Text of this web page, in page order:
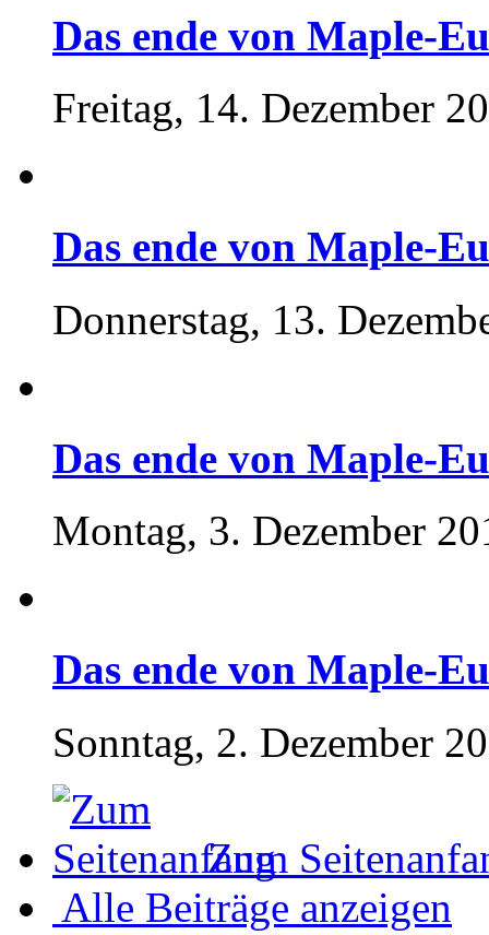
Das ende von Maple-
Freitag, 14. Dezember
Das ende von Maple-
Donnerstag, 13.
Das ende von Maple-
Montag, 3. Dezember
Das ende von Maple-
Sonntag, 2. Dezember
Zum
Alle Beiträge anzeigen